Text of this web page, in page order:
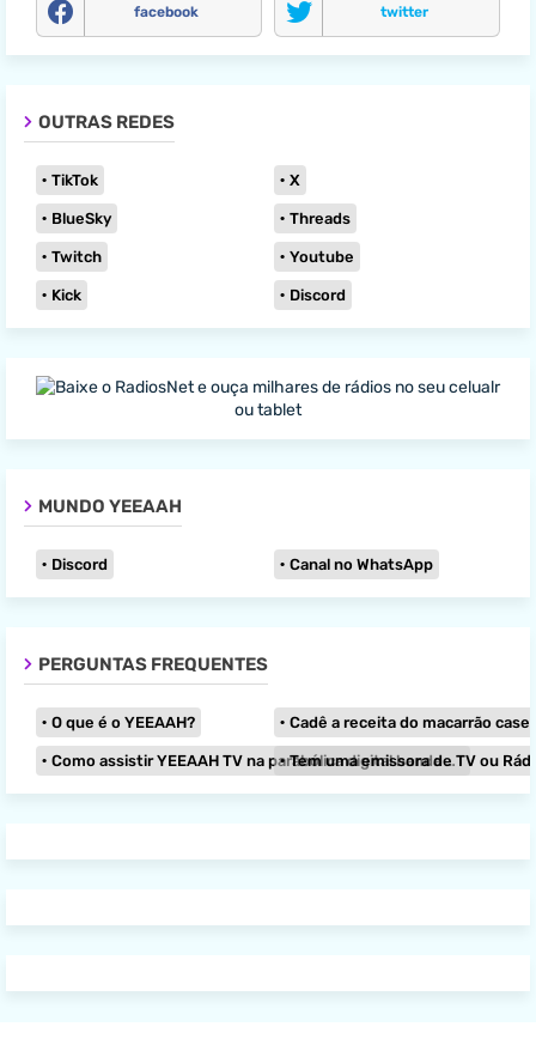
facebook twitter
OUTRAS REDES
TikTok X
BlueSky Threads
Twitch Youtube
Kick Discord
MUNDO YEEAAH
Discord Canal no WhatsApp
PERGUNTAS FREQUENTES
O que é o YEEAAH? Cadê a receita do macarrão caseiro
Como assistir YEEAAH TV na parabólica digital banda KU?
Tem uma emissora de TV ou Rádio